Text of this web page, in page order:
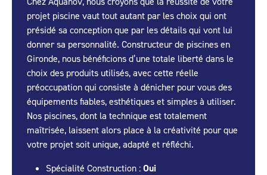
projet piscine vaut tout autant par les choix qui ont
présidé sa conception que par les détails qui vont lui
donner sa personnalité. Constructeur de piscines en
Gironde, nous bénéficions d’une totale liberté dans le
choix des produits utilisés, avec cette réelle
préoccupation qui consiste à dénicher pour vous des
équipements fiables, esthétiques et simples à utiliser.
Nos piscines, dont la technique est totalement
maîtrisée, laissent alors place à la créativité pour que
votre projet soit unique, adapté et réfléchi.
Spécialité Construction : Oui